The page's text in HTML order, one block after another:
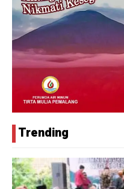
Trending